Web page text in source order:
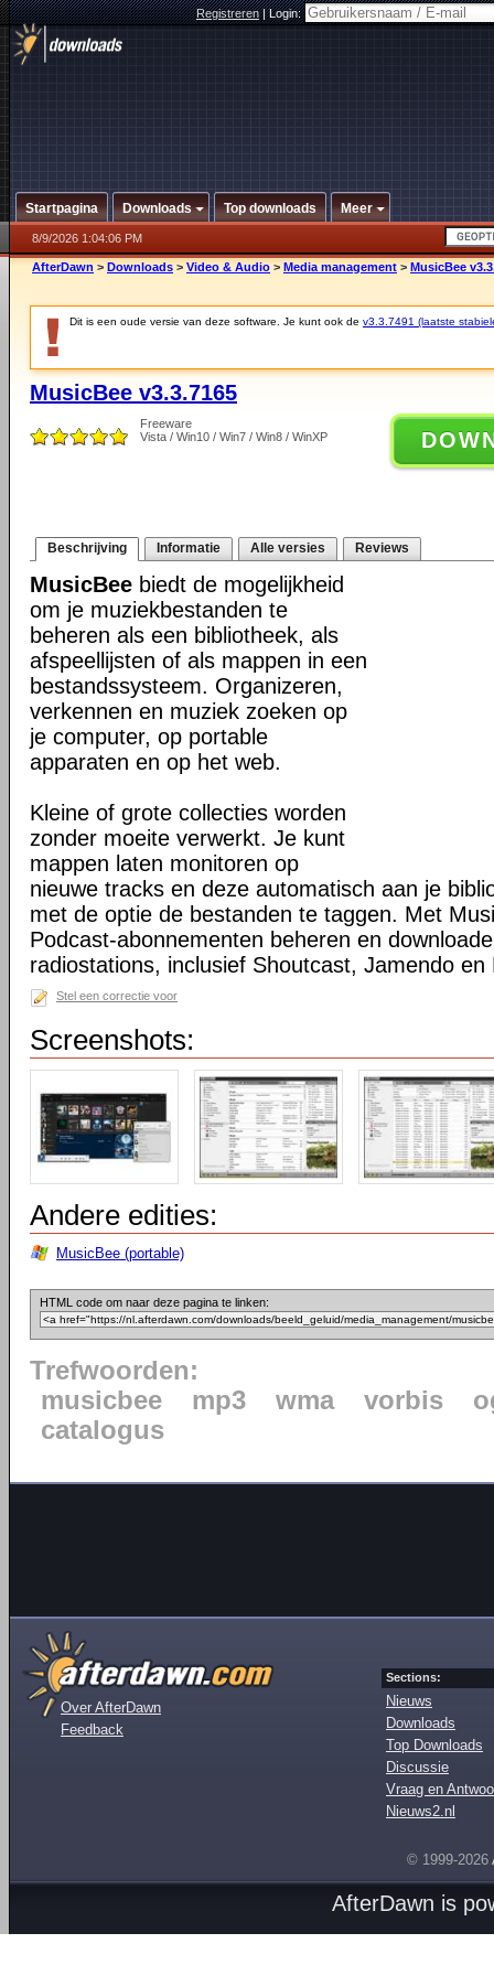
Registreren|Login:
Startpagina Downloads Top downloads Meer
8/9/2026 1:04:06 PM
AfterDawn > Downloads > Video & Audio > Media management > MusicBee
Dit is een oude versie van deze software. Je kunt ook de v3.3.7491 (laatste
MusicBee v3.3.7165
Freeware
Vista / Win10 / Win7 / Win8 / WinXP
Beschrijving Informatie Alle versies Reviews
MusicBee biedt de mogelijkheid
om je muziekbestanden te
beheren als een bibliotheek, als
afspeellijsten of als mappen in een
bestandssysteem. Organizeren,
verkennen en muziek zoeken op
je computer, op portable
apparaten en op het web.
Kleine of grote collecties worden
zonder moeite verwerkt. Je kunt
mappen laten monitoren op
nieuwe tracks en deze automatisch aan je
met de optie de bestanden te taggen. Met
Podcast-abonnementen beheren en
radiostations, inclusief Shoutcast, Jamendo
Stel een correctie voor
Screenshots:
Andere edities:
MusicBee (portable)
HTML code om naar deze pagina te linken:
Trefwoorden:
musicbee
mp3 wma vorbis
catalogus
Over AfterDawn
Feedback
Sections:
Nieuws
Downloads
Top Downloads
Discussie
Vraag en
Nieuws2.nl
© 1999-2026
AfterDawn is